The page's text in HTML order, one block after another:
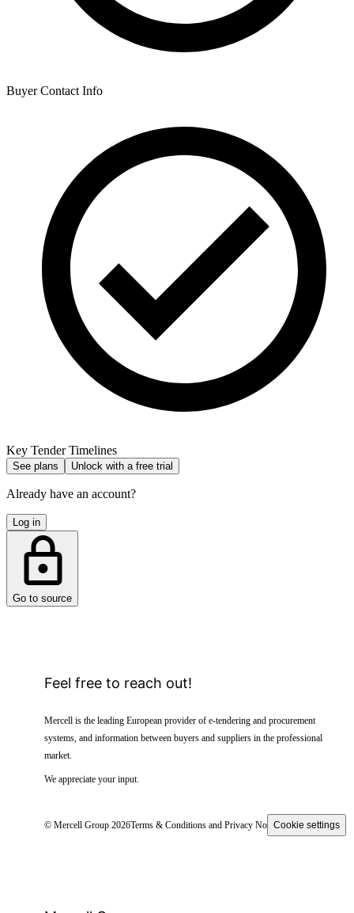
Buyer Contact Info
Key Tender Timelines
See plans Unlock with a free trial
Already have an account?
Log in
Go to source
Feel free to reach out!
Mercell is the leading European provider of e-tendering and procurement
systems, and information between buyers and suppliers in the professional
market.
We appreciate your input.
© Mercell Group 2026Terms & Conditions and Privacy NoticeCookie settings